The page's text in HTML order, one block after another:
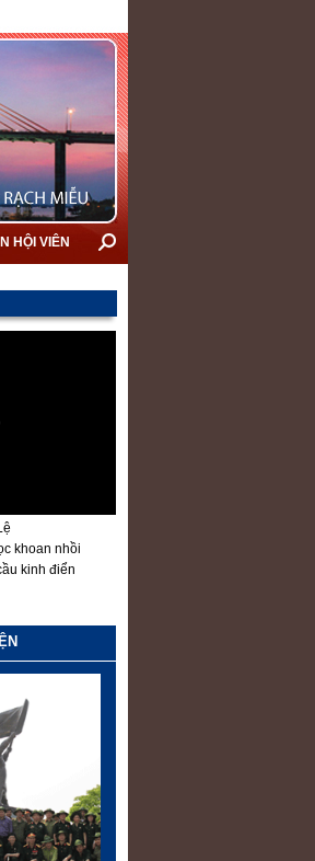
HỘI VIÊN
khoan nhồi
kinh điển